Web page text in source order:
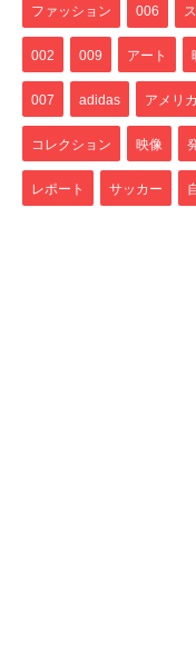
ファッション 006
002 009 アート
007 adidas アメリカ
コレクション 映像
レポート サッカー